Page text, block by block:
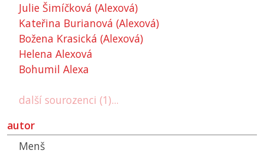
Julie Šimíčková (Alexová)
Kateřina Burianová (Alexová)
Božena Krasická (Alexová)
Helena Alexová
Bohumil Alexa
další sourozenci (1)...
autor
Menš